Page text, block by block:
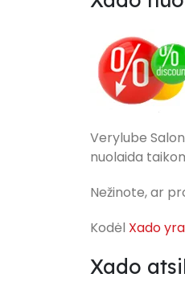
Verylube
nuolaida
Nežinote, ar
Kodėl Xado
Xado